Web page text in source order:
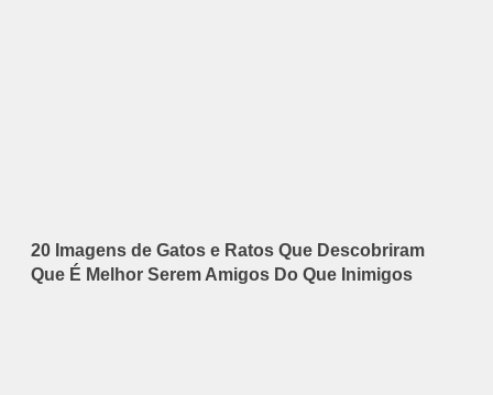
20 Imagens de Gatos e Ratos Que Descobriram
Que É Melhor Serem Amigos Do Que Inimigos